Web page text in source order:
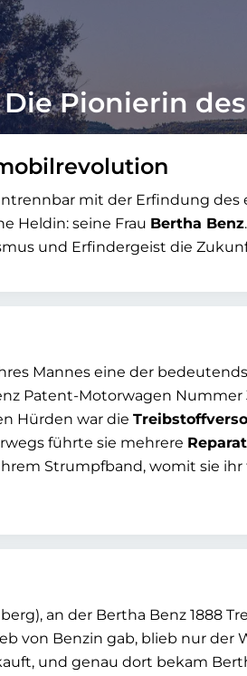
Pionierin
mit der Erfindung des
Heldin: seine Frau Bertha Benz
und Erfindergeist die
Mannes eine der
Patent-Motorwagen Nummer
Hürden war die
führte sie mehrere
Strumpfband, womit sie
an der Bertha Benz 1888
von Benzin gab, blieb nur der
und genau dort bekam